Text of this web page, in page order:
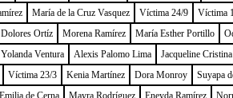
María de la Cruz Vasquez Víctima 24/9 Víctima
Dolores Ortíz Morena Ramírez María Esther Portillo
Yolanda Ventura Alexis Palomo Lima Jacqueline
Víctima 23/3 Kenia Martínez Dora Monroy Suyapa
de Cerna Mayra Rodríguez Eneyda Ramírez